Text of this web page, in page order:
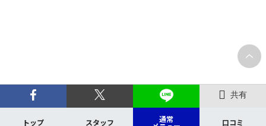
共有
トップ スタッフ 通常 口コミ